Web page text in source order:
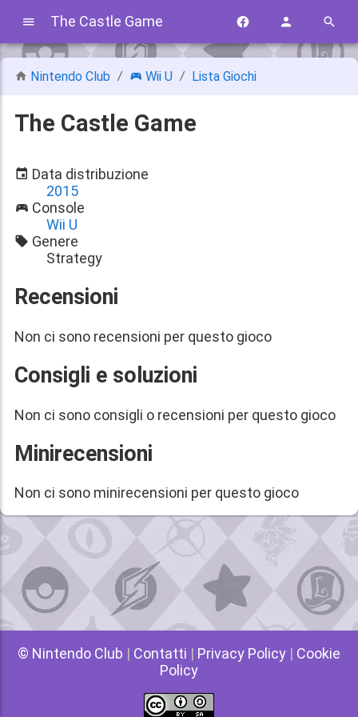
The Castle Game
Nintendo Club Wii U Lista Giochi
The Castle Game
Data distribuzione
2015
Console
Wii U
Genere
Strategy
Recensioni
Non ci sono recensioni per questo gioco
Consigli e soluzioni
Non ci sono consigli o recensioni per questo gioco
Minirecensioni
Non ci sono minirecensioni per questo gioco
© Nintendo Club | Contatti | Privacy Policy | Cookie
Policy